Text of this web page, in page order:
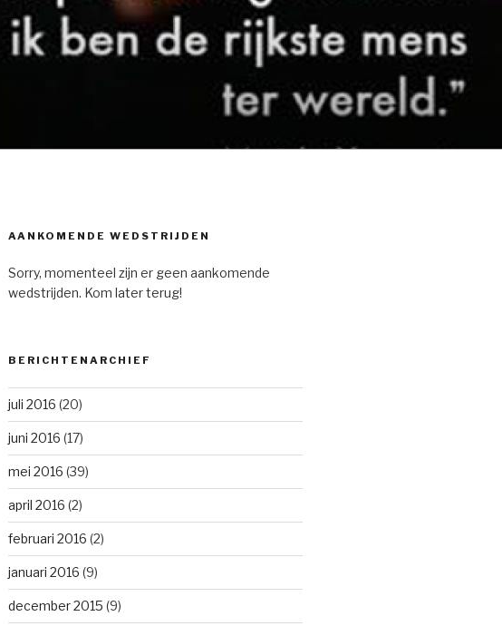
AANKOMENDE WEDSTRIJDEN
Sorry, momenteel zijn er geen aankomende
wedstrijden. Kom later terug!
BERICHTENARCHIEF
juli 2016 (20)
juni 2016 (17)
mei 2016 (39)
april 2016 (2)
februari 2016 (2)
januari 2016 (9)
december 2015 (9)